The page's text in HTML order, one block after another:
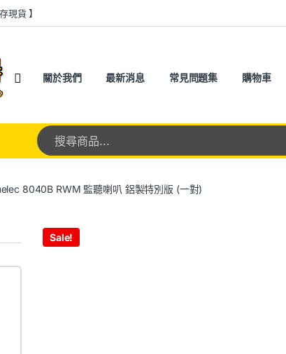
現貨 】
關於我們 最新消息 常見問題集 購物車
8040B RWM 監聽喇叭 鋁製特別版 (一對)
Sale!